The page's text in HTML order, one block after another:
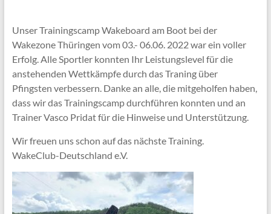
Unser Trainingscamp Wakeboard am Boot bei der
Wakezone Thüringen vom 03.- 06.06. 2022 war ein voller
Erfolg. Alle Sportler konnten Ihr Leistungslevel für die
anstehenden Wettkämpfe durch das Traning über
Pfingsten verbessern. Danke an alle, die mitgeholfen haben,
dass wir das Trainingscamp durchführen konnten und an
Trainer Vasco Pridat für die Hinweise und Unterstützung.
Wir freuen uns schon auf das nächste Training.
WakeClub-Deutschland e.V.